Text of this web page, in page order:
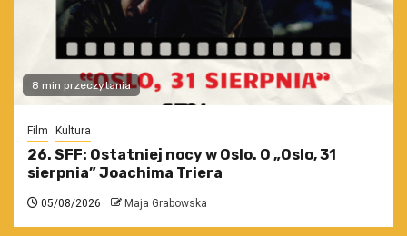
8 min przeczytania
Film Kultura
26. SFF: Ostatniej nocy w Oslo. O „Oslo, 31
sierpnia” Joachima Triera
05/08/2026 Maja Grabowska